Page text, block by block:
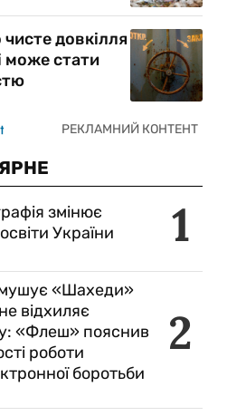
довкілля
може стати
1
змінює
України
2
«Шахеди»
відхиляє
«Флеш» пояснив
роботи
боротьби